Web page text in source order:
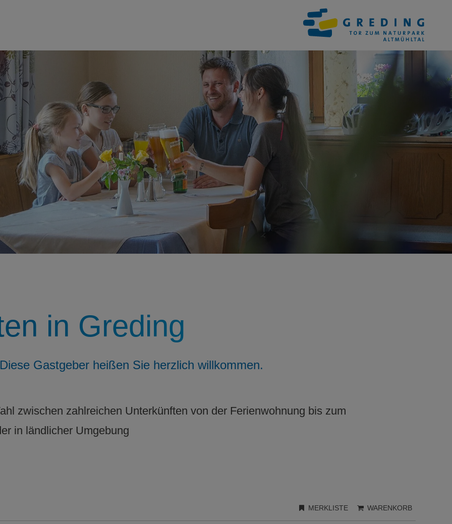
in Greding
Gastgeber heißen Sie herzlich willkommen.
zwischen zahlreichen Unterkünften von der Ferienwohnung bis zum
in ländlicher Umgebung
MERKLISTE WARENKORB